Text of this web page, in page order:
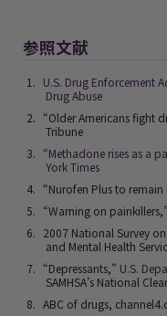
参照文献
U.S. Drug Enforcement
Drug Abuse
“Older Americans fight
Tribune
“Methadone rises as a
York Times
“Nurofen Plus to
“Warning on
2007 National Survey
and Mental Health
“Depressants,” U.S.
SAMHSA’s National
ABC of drugs,